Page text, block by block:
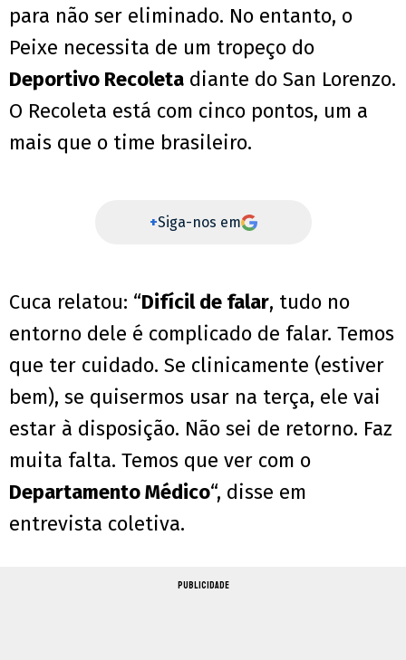
para não ser eliminado. No entanto, o
Peixe necessita de um tropeço do
Deportivo Recoleta diante do San Lorenzo.
O Recoleta está com cinco pontos, um a
mais que o time brasileiro.
+Siga-nos em
Cuca relatou: “Difícil de falar, tudo no
entorno dele é complicado de falar. Temos
que ter cuidado. Se clinicamente (estiver
bem), se quisermos usar na terça, ele vai
estar à disposição. Não sei de retorno. Faz
muita falta. Temos que ver com o
Departamento Médico“, disse em
entrevista coletiva.
PUBLICIDADE